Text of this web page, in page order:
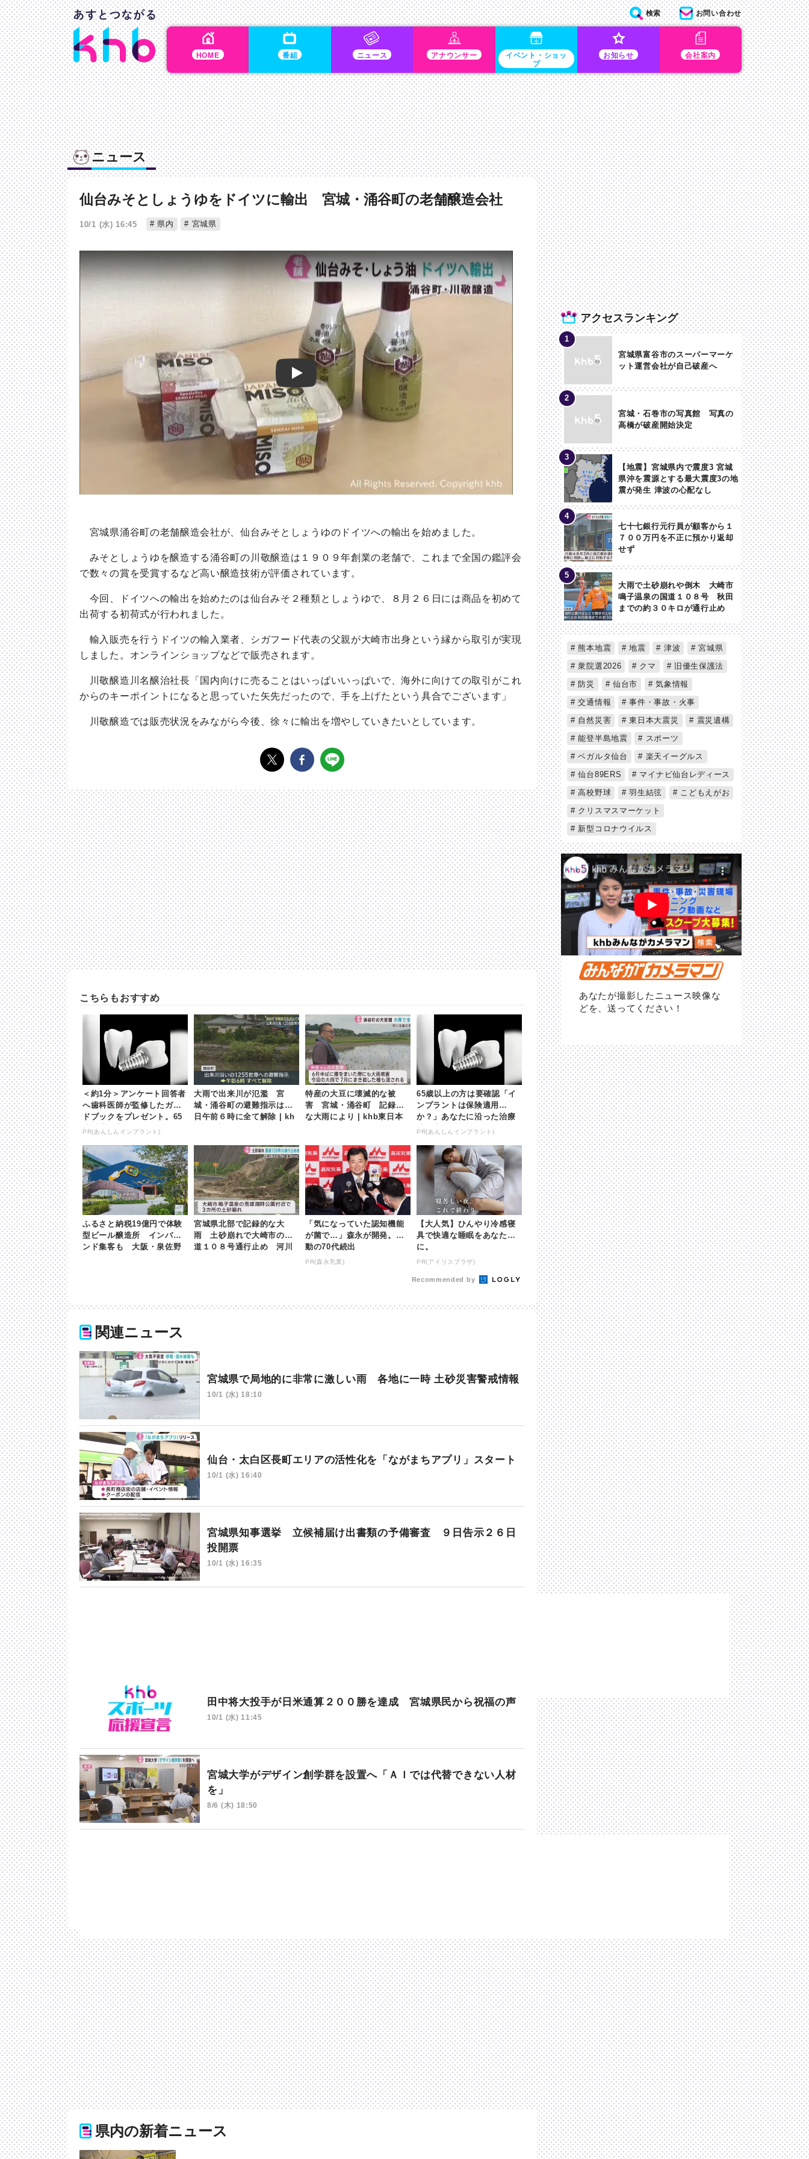
HOME 番組 ニュース アナウンサー イベント・ショッ
プ
お知らせ 会社案内
検索 お問い合わせ
ニュース
仙台みそとしょうゆをドイツに輸出 宮城・涌谷町の老舗醸造会社
10/1 (水) 16:45 県内 宮城県
Play
宮城県涌谷町の老舗醸造会社が、仙台みそとしょうゆのドイツへの輸出を始めました。
みそとしょうゆを醸造する涌谷町の川敬醸造は１９０９年創業の老舗で、これまで全国の鑑評会
で数々の賞を受賞するなど高い醸造技術が評価されています。
今回、ドイツへの輸出を始めたのは仙台みそ２種類としょうゆで、８月２６日には商品を初めて
出荷する初荷式が行われました。
輸入販売を行うドイツの輸入業者、シガフード代表の父親が大崎市出身という縁から取引が実現
しました。オンラインショップなどで販売されます。
川敬醸造川名醸治社長「国内向けに売ることはいっぱいいっぱいで、海外に向けての取引がこれ
からのキーポイントになると思っていた矢先だったので、手を上げたという具合でございます」
川敬醸造では販売状況をみながら今後、徐々に輸出を増やしていきたいとしています。
こちらもおすすめ
＜約1分＞アンケート回答者
へ歯科医師が監修したガイ
ドブックをプレゼント。65
歳以上の方は確認してみて
PR(あんしんインプラント)
大雨で出来川が氾濫 宮
城・涌谷町の避難指示は３
日午前６時に全て解除 | kh
特産の大豆に壊滅的な被
害 宮城・涌谷町 記録的
な大雨により | khb東日本
65歳以上の方は要確認「イ
ンプラントは保険適用
か？」あなたに沿った治療
法や費用を解説
PR(あんしんインプラント)
ふるさと納税19億円で体験
型ビール醸造所 インバウ
ンド集客も 大阪・泉佐野
宮城県北部で記録的な大
雨 土砂崩れで大崎市の国
道１０８号通行止め 河川
「気になっていた認知機能
が菌で…」森永が開発。感
動の70代続出
PR(森永乳業)
【大人気】ひんやり冷感寝
具で快適な睡眠をあなた
に。
PR(アイリスプラザ)
Recommended by
関連ニュース
宮城県で局地的に非常に激しい雨 各地に一時 土砂災害警戒情報
10/1 (水) 18:10
仙台・太白区長町エリアの活性化を「ながまちアプリ」スタート
10/1 (水) 16:40
宮城県知事選挙 立候補届け出書類の予備審査 ９日告示２６日
投開票
10/1 (水) 16:35
田中将大投手が日米通算２００勝を達成 宮城県民から祝福の声
10/1 (水) 11:45
宮城大学がデザイン創学群を設置へ「ＡＩでは代替できない人材
を」
8/6 (木) 18:50
県内の新着ニュース
アクセスランキング
宮城県富谷市のスーパーマーケ
ット運営会社が自己破産へ
宮城・石巻市の写真館 写真の
高橋が破産開始決定
【地震】宮城県内で震度3 宮城
県沖を震源とする最大震度3の地
震が発生 津波の心配なし
七十七銀行元行員が顧客から１
７００万円を不正に預かり返却
せず
大雨で土砂崩れや倒木 大崎市
鳴子温泉の国道１０８号 秋田
までの約３０キロが通行止め
熊本地震 地震 津波
宮城県
衆院選2026
クマ
旧優生保護法
防災
仙台市
気象情報
交通情報
事件・事故・火事
自然災害
東日本大震災
震災遺構
能登半島地震
スポーツ
ベガルタ仙台
楽天イーグルス
仙台89ERS
マイナビ仙台レディース
高校野球
羽生結弦
こどもえがお
クリスマスマーケット
新型コロナウイルス
あなたが撮影したニュース映像な
どを、送ってください！